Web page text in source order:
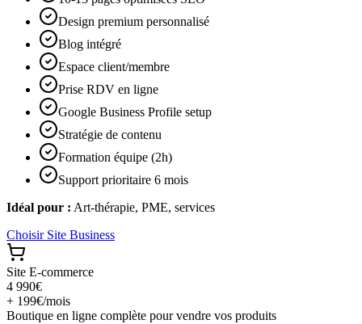
Design premium personnalisé
Blog intégré
Espace client/membre
Prise RDV en ligne
Google Business Profile setup
Stratégie de contenu
Formation équipe (2h)
Support prioritaire 6 mois
Idéal pour : Art-thérapie, PME, services
Choisir Site Business
Site E-commerce
4 990€
+ 199€/mois
Boutique en ligne complète pour vendre vos produits